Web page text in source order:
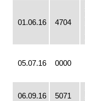
01.06.16 4704
05.07.16 0000
06.09.16 5071